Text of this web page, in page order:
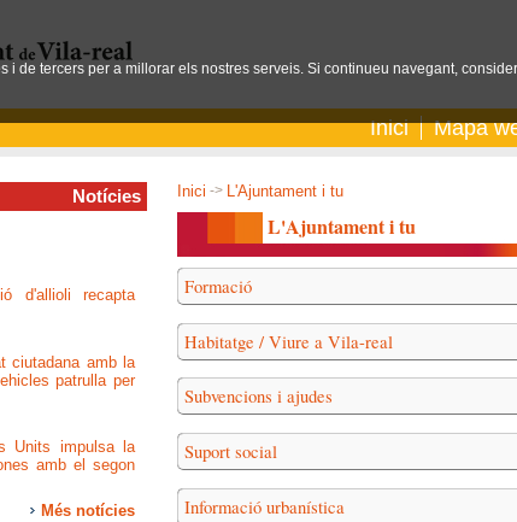
Inici Mapa
Inici -> L'Ajuntament i tu
L'Ajuntament i tu
Formació
Habitatge / Viure a Vila-real
Subvencions i ajudes
Suport social
Informació urbanística
Notícies
d'allioli recapta
ciutadana amb la
patrulla per
Units impulsa la
amb el segon
Més notícies
i de tercers per a millorar els nostres serveis. Si continueu navegant,